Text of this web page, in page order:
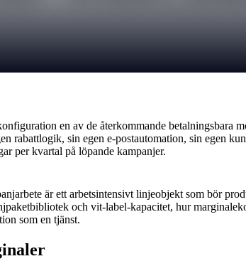
en av de återkommande betalningsbara
rabattlogik, sin egen e-postautomation, sin egen
per kvartal på löpande kampanjer.
är ett arbetsintensivt linjeobjekt som bör
och vit-label-kapacitet, hur
som en tjänst.